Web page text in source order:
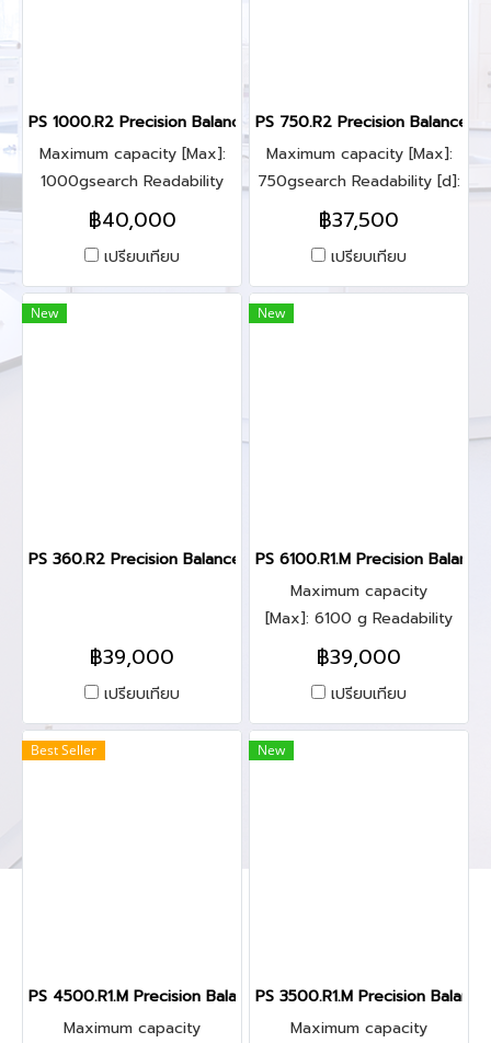
PS 1000.R2 Precision Balance
Maximum capacity [Max]:
1000gsearch Readability
[d]: 0.001g
฿40,000
เปรียบเทียบ
PS 750.R2 Precision Balance
Maximum capacity [Max]:
750gsearch Readability [d]:
0.001g
฿37,500
เปรียบเทียบ
New
PS 360.R2 Precision Balance
฿39,000
เปรียบเทียบ
New
PS 6100.R1.M Precision Balance
Maximum capacity
[Max]: 6100 g Readability
[d]: 0.01 g
฿39,000
เปรียบเทียบ
Best Seller
PS 4500.R1.M Precision Balance
Maximum capacity
New
PS 3500.R1.M Precision Balance
Maximum capacity